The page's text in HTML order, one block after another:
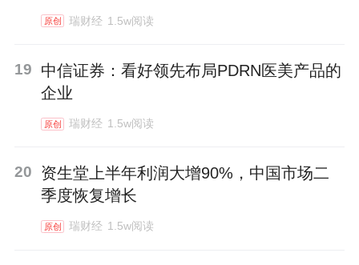
原创 瑞财经 1.5w阅读
19
中信证券：看好领先布局PDRN医美产品的
企业
原创 瑞财经 1.5w阅读
20
资生堂上半年利润大增90%，中国市场二
季度恢复增长
原创 瑞财经 1.5w阅读